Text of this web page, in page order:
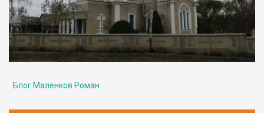
Блог Маленков Роман